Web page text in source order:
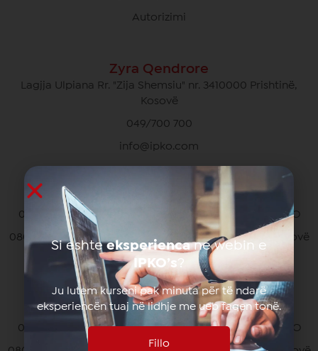
Autorizimi
Zyra Qendrore
Lagjja Ulpiana Rr. "Zija Shemsiu" nr. 3410000 Prishtinë,
Kosovë
049/700 700
info@ipko.com
Kujdesi Ndaj Klientëve Privat
049/700 700 pa pagesë për thirrjet brenda rrjetit IPKO
080070070 pa pagesë nga të gjithë operatorët në Kosovë
*770# për thirrjet nga roaming
Kujdesi Ndaj Klientëve të Biznesit
049/700 900 pa pagesë për thirrjet brenda rrjetit IPKO
Si eshteeksperiencane webin e
IPKO’s?
Ju lutem kurseni pak minuta për të ndarë
eksperiencën tuaj në lidhje me ueb faqen tonë.
Fillo